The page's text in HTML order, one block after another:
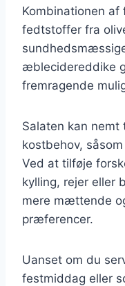
Kombinationen af
fedtstoffer fra
æblecidereddike
fremragende
Salaten kan nemt
kostbehov,
Ved at tilføje
kylling, rejer eller
mere mættende
præferencer.
Uanset om du
festmiddag eller